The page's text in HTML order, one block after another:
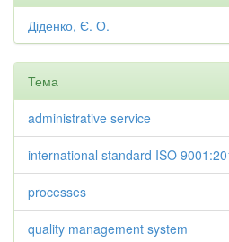
Діденко, Є. О.
Тема
administrative service
international standard ISO
processes
quality management system